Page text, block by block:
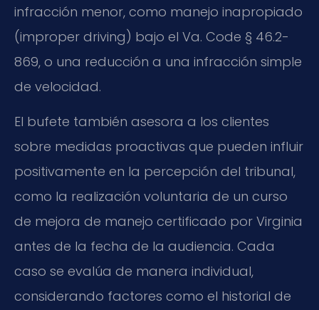
infracción menor, como manejo inapropiado
(improper driving) bajo el Va. Code § 46.2-
869, o una reducción a una infracción simple
de velocidad.
El bufete también asesora a los clientes
sobre medidas proactivas que pueden influir
positivamente en la percepción del tribunal,
como la realización voluntaria de un curso
de mejora de manejo certificado por Virginia
antes de la fecha de la audiencia. Cada
caso se evalúa de manera individual,
considerando factores como el historial de